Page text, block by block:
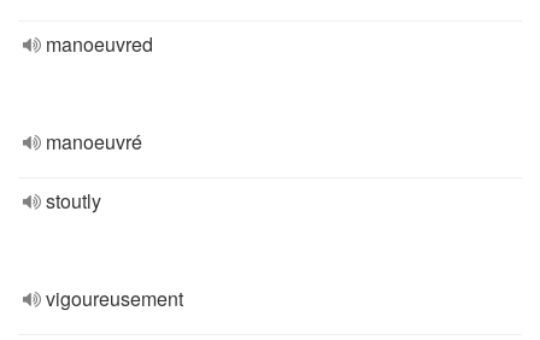
manoeuvred
manoeuvré
stoutly
vigoureusement